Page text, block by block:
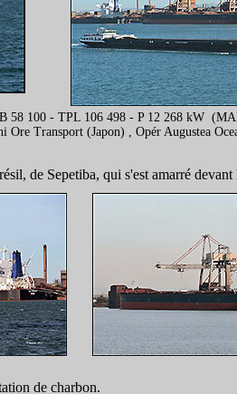
58 100 - TPL 106 498 - P 12 268 kW
Ore Transport (Japon) , Opér Augustea
de Sepetiba, qui s'est amarré devant
de charbon.